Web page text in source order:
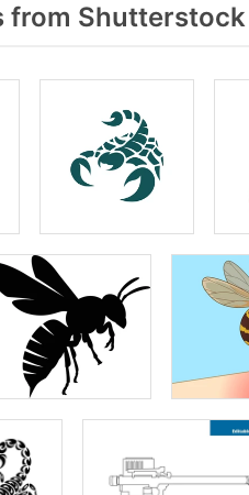
from Shutterstock